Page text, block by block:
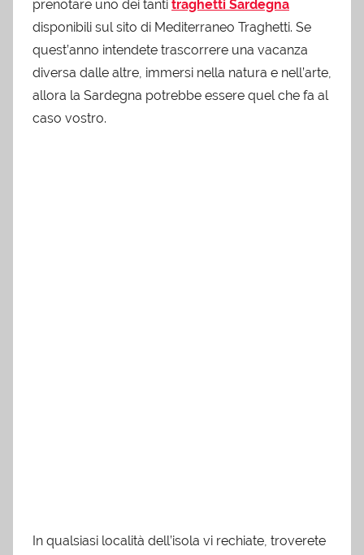
prenotare uno dei tanti traghetti Sardegna
disponibili sul sito di Mediterraneo Traghetti. Se
quest’anno intendete trascorrere una vacanza
diversa dalle altre, immersi nella natura e nell’arte,
allora la Sardegna potrebbe essere quel che fa al
caso vostro.
In qualsiasi località dell’isola vi rechiate, troverete